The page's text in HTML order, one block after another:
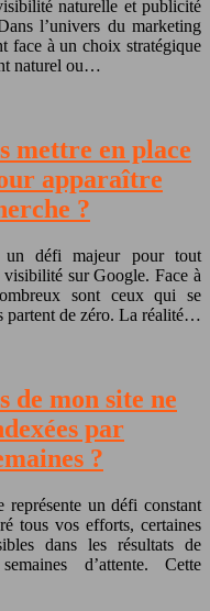
naturelle et publicité
l’univers du marketing
face à un choix stratégique
naturel ou…
mettre en place
apparaître
?
un défi majeur pour tout
sur Google. Face à
sont ceux qui se
partent de zéro. La réalité…
de mon site ne
par
?
représente un défi constant
tous vos efforts, certaines
dans les résultats de
d’attente. Cette